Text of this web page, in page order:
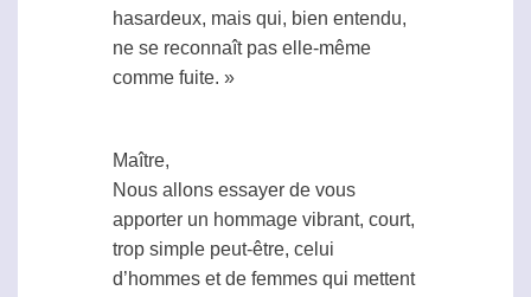
hasardeux, mais qui, bien entendu,
ne se reconnaît pas elle-même
comme fuite. »
Maître,
Nous allons essayer de vous
apporter un hommage vibrant, court,
trop simple peut-être, celui
d’hommes et de femmes qui mettent